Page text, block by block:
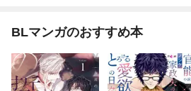
BLマンガのおすすめ本